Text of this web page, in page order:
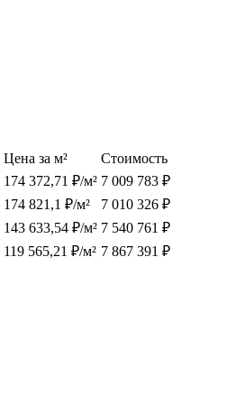
Цена за м²
Стоимость
174 372,71 ₽/м² 7 009 783 ₽
174 821,1 ₽/м²
7 010 326 ₽
143 633,54 ₽/м² 7 540 761 ₽
119 565,21 ₽/м² 7 867 391 ₽